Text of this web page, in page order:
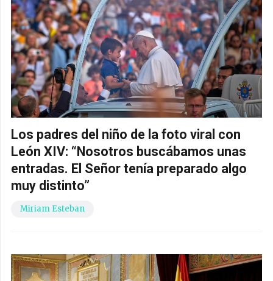
Los padres del niño de la foto viral con
León XIV: “Nosotros buscábamos unas
entradas. El Señor tenía preparado algo
muy distinto”
Miriam Esteban